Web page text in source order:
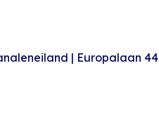
| Europalaan 44